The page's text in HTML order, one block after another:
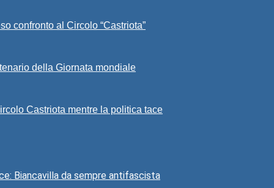
confronto al Circolo “Castriota”
della Giornata mondiale
Castriota mentre la politica tace
Biancavilla da sempre antifascista